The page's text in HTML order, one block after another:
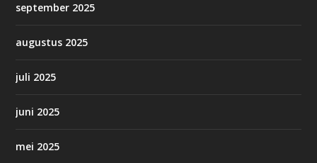
september 2025
augustus 2025
juli 2025
juni 2025
mei 2025